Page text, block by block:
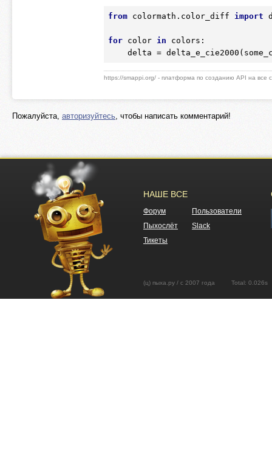
from colormath.color_diff import
for color in colors:
https://smappi.org/ - платформа по созданию API на все
Пожалуйста, авторизуйтесь, чтобы написать комментарий!
НАШЕ ВСЕ
Форум
Пользователи
Пыхослёт
Slack
Тикеты
(ц) пыха.ру / с 2007 года Total: